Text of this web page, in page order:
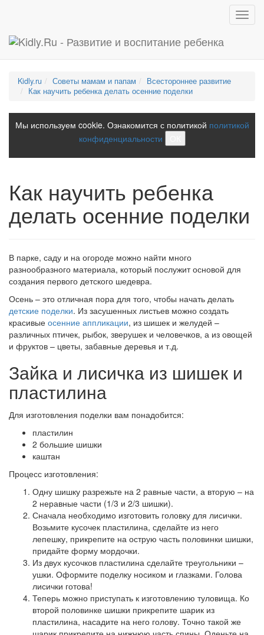
Kidly.ru Советы мамам и папам
Всестороннее развитие
Как научить ребенка делать осенние поделки
Мы используем cookie. Ознакомится с политикой политикой
конфиденциальности
Как научить ребенка
делать осенние поделки
В парке, саду и на огороде можно найти много
разнообразного материала, который послужит основой для
создания первого детского шедевра.
Осень – это отличная пора для того, чтобы начать делать
детские поделки. Из засушенных листьев можно создать
красивые осенние аппликации, из шишек и желудей –
различных птичек, рыбок, зверушек и человечков, а из овощей
и фруктов – цветы, забавные деревья и т.д.
Зайка и лисичка из шишек и
пластилина
Для изготовления поделки вам понадобится:
пластилин
2 большие шишки
каштан
Процесс изготовления:
Одну шишку разрежьте на 2 равные части, а вторую – на
2 неравные части (1/3 и 2/3 шишки).
Сначала необходимо изготовить головку для лисички.
Возьмите кусочек пластилина, сделайте из него
лепешку, прикрепите на острую часть половинки шишки,
придайте форму мордочки.
Из двух кусочков пластилина сделайте треугольники –
ушки. Оформите поделку носиком и глазками. Голова
лисички готова!
Теперь можно приступать к изготовлению туловища. Ко
второй половинке шишки прикрепите шарик из
пластилина, насадите на него голову. Точно такой же